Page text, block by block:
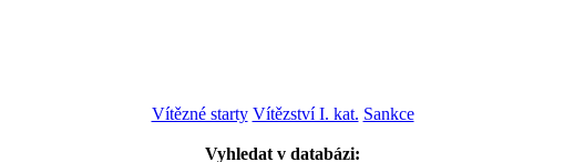
Vítězné starty Vítězství I. kat. Sankce
Vyhledat v databázi: